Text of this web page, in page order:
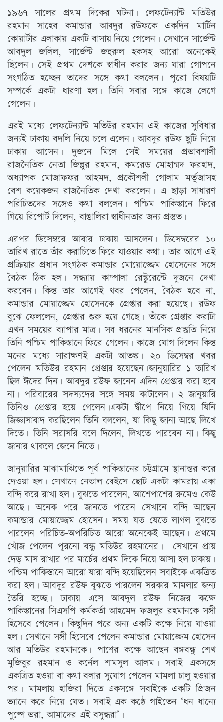
১৯৬৭ সালের প্রথম দিকের ঘটনা। লেফটেন্যান্ট মতিউর
রহমান সাহেব কমান্ডার আবদুর রউফকে একদিন মার্টিন
কোয়ার্টার এলাকায় একটি বাসায় নিয়ে গেলেন। সেখানে সার্জেন্ট
আবদুল জলিল, সার্জেন্ট জহুরুল হকসহ আরো অনেকেই
ছিলেন। সেই প্রথম দেশকে স্বাধীন করার জন্য যারা গোপনে
সংগঠিত হচ্ছেন তাদের সঙ্গে কথা বললেন। পুরো বিষয়টি
সম্পর্কে একটা ধারণা হল। তিনি সবার সঙ্গে কাজে লেগে
গেলেন।
এরই মধ্যে লেফটেন্যান্ট মতিউর রহমান এই কাজের সুবিধার
জন্যই ঢাকায় বদলি নিয়ে চলে এলেন। আবদুর রউফ ছুটি নিয়ে
ঢাকায় আসেন। দুজনে মিলে সেই সময়ের প্রভাবশালী
রাজনৈতিক নেতা জিল্লুর রহমান, কমরেড মোহাম্মদ ফরহাদ,
অধ্যাপক মোজাফফর আহমদ, প্রকৌশলী গোলাম মর্তুজাসহ
বেশ কয়েকজন রাজনৈতিক দেখা করলেন। এ ছাড়া সাধারণ
পরিচিতদের সঙ্গেও কথা বললেন। পশ্চিম পাকিস্তানে ফিরে
গিয়ে রিপোর্ট দিলেন, বাঙালিরা স্বাধীনতার জন্য প্রস্তুত।
এরপর ডিসেম্বরে আবার ঢাকায় আসলেন। ডিসেম্বরের ১০
তারিখ রাতে তাঁর করাচিতে ফিরে যাওয়ার কথা। তার আগে এই
প্রক্রিয়ার প্রধান সংগঠক কমান্ডার মোয়োজ্জেম হোসেনের সঙ্গে
বৈঠক ঠিক হল। সন্ধ্যায় কাম্পালা রেস্টুরেন্টে দুজনে দেখা
করবেন। কিন্তু তার আগেই খবর পেলেন, বৈঠক হবে না,
কমান্ডার মোয়াজ্জেম হোসেনকে গ্রেপ্তার করা হয়েছে। রউফ
বুঝে ফেললেন, গ্রেপ্তার শুরু হয়ে গেছে। তাঁকে গ্রেপ্তার করাটা
এখন সময়ের ব্যাপার মাত্র। সব ধরনের মানসিক প্রস্তুতি নিয়ে
তিনি পশ্চিম পাকিস্তানে ফিরে গেলেন। কাজে যোগ দিলেন কিন্তু
মনের মধ্যে সারাক্ষণই একটা আতঙ্ক। ২০ ডিসেম্বর খবর
পেলেন মতিউর রহমান গ্রেপ্তার হয়েছেন।জানুয়ারির ১ তারিখ
ছিল ঈদের দিন। আবদুর রউফ জানেন এদিন গ্রেপ্তার করা হবে
না। পরিবারের সদস্যদের সঙ্গে সময় কাটালেন। ২ জানুয়ারি
তিনিও গ্রেপ্তার হয়ে গেলেন।একটা দ্বীপে নিয়ে গিয়ে যিনি
জিজ্ঞাসাবাদ করছিলেন তিনি বললেন, যা কিছু জানা আছে লিখে
দিতে। তিনি সরাসরি বলে দিলেন, লিখতে পারবেন না। কিছু
জানার থাকলে জেনে নিতে।
জানুয়ারির মাঝামাঝিতে পূর্ব পাকিস্তানের চট্টগ্রামে স্থানান্তর করে
দেওয়া হল। সেখানে নেভাল বেইসে ছোট একটা কামরায় একা
বন্দি করে রাখা হল। বুঝতে পারলেন, আশেপাশের রুমেও কেউ
আছে। অনেক পরে জানতে পারেন সেখানে বন্দি আছেন
কমান্ডার মোয়াজ্জেম হোসেন। সময় যত যেতে লাগল বুঝতে
পারলেন পরিচিত-অপরিচিত আরো অনেকেই আছেন। প্রথমে
খোঁজ পেলেন পুরনো বন্ধু মতিউর রহমানের। সেখানে প্রায়
দেড় মাস রাখার পর মার্চের প্রথম দিকে নিয়ে আসা হল ঢাকায়।
পশ্চিম পাকিস্তানে আরো যারা বন্দি হয়েছিলেন সবাইকে একত্রিত
করা হল। আবদুর রউফ বুঝতে পারলেন সরকার মামলার জন্য
তৈরি হচ্ছে। ঢাকায় এসে আবদুল রউফ নিজের কক্ষে
পাকিস্তানের সিএসপি কর্মকর্তা আহমেদ ফজলুর রহমানকে সঙ্গী
হিসেবে পেলেন। কিছুদিন পরে অন্য একটি কক্ষে নিয়ে যাওয়া
হল। সেখানে সঙ্গী হিসেবে পেলেন কমান্ডার মোয়াজ্জেম হোসেন
আর মতিউর রহমানকে। পাশের কক্ষে আছেন বঙ্গবন্ধু শেখ
মুজিবুর রহমান ও কর্নেল শামসুল আলম। সবাই একসঙ্গে
একত্রিত হওয়া বা কথা বলার সুযোগ পেলেন মামলা চালু হওয়ার
পর। মামলায় হাজিরা দিতে একসঙ্গে সবাইকে একটি প্রিজন
ভ্যানে করে নিয়ে যেত। সবাই এক কণ্ঠে গাইতেন ‘ধন ধান্যে
পুষ্পে ভরা, আমাদের এই বসুন্ধরা’।